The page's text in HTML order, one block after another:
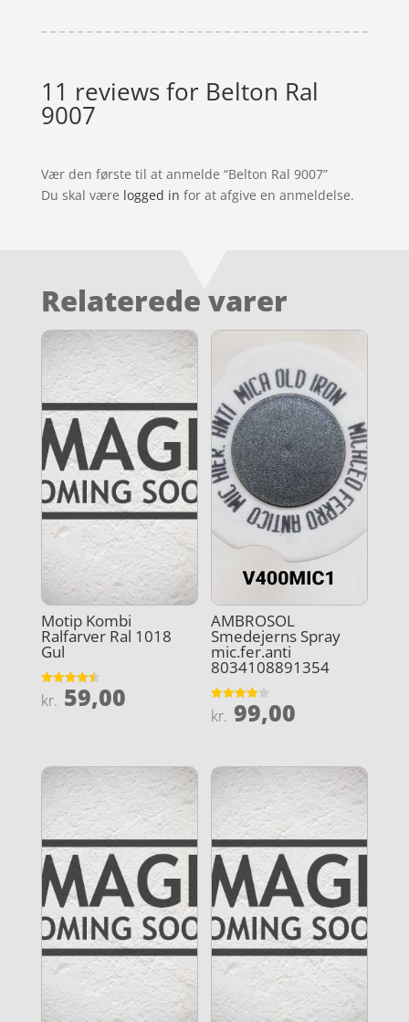
11 reviews for Belton Ral
9007
Vær den første til at anmelde “Belton Ral 9007”
Du skal være logged in for at afgive en anmeldelse.
Relaterede varer
Motip Kombi
Ralfarver Ral 1018
Gul
Vurderet
4.5
kr. 59,00
AMBROSOL
Smedejerns Spray
mic.fer.anti
8034108891354
Vurderet
3.9
kr. 99,00